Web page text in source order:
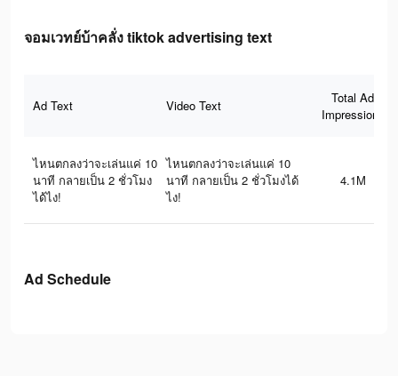
จอมเวทย์บ้าคลั่ง tiktok advertising text
Ad Text Video Text
Total Ad
Impressions
ไหนตกลงว่าจะเล่นแค่ 10
นาที กลายเป็น 2 ชั่วโมง
ได้ไง!
ไหนตกลงว่าจะเล่นแค่ 10
นาที กลายเป็น 2 ชั่วโมงได้
ไง!
4.1M
Ad Schedule